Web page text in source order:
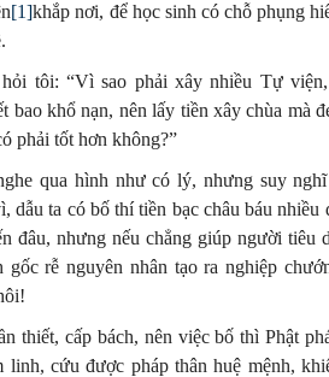
[1]khắp nơi, để học sinh có chỗ phụng
tôi: “Vì sao phải xây nhiều Tự
bao khổ nạn, nên lấy tiền xây chùa mà
phải tốt hơn không?”
qua hình như có lý, nhưng suy
dẫu ta có bố thí tiền bạc châu báu nhiều
đâu, nhưng nếu chẳng giúp người tiêu
gốc rễ nguyên nhân tạo ra nghiệp
thiết, cấp bách, nên việc bố thì Phật
linh, cứu được pháp thân huệ mệnh,